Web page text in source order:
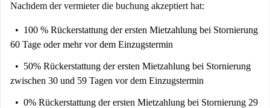
Nachdem der vermieter die buchung akzeptiert hat:
100 % Rückerstattung der ersten Mietzahlung bei Stornierung
60 Tage oder mehr vor dem Einzugstermin
50% Rückerstattung der ersten Mietzahlung bei Stornierung
zwischen 30 und 59 Tagen vor dem Einzugstermin
0% Rückerstattung der ersten Mietzahlung bei Stornierung 29